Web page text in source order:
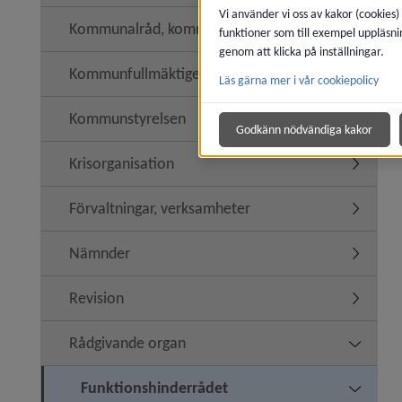
Kommunalråd, kommunledning
Kommunfullmäktige
Kommunstyrelsen
Krisorganisation
Förvaltningar, verksamheter
Nämnder
Revision
Rådgivande organ
Funktionshinderrådet
Vi använder vi oss av kakor
funktioner som till exempel
genom att klicka på inställningar.
Läs gärna mer i vår cookiepolicy
Godkänn nödvändiga kakor